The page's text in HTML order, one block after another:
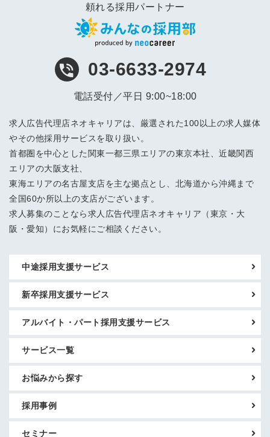
頼れる採用パートナー
03-6633-2974
電話受付／平日 9:00~18:00
求人広告代理店ネオキャリアは、厳選された100以上の求人媒体
やその他採用サービスを取り扱い。
首都圏を中心とした関東一都三県エリアの東京本社、近畿関西
エリアの大阪支社、
東海エリアの名古屋支店を主な拠点とし、北海道から沖縄まで
全国60か所以上の支店がございます。
求人募集のことなら求人広告代理店ネオキャリア（東京・大
阪・愛知）にお気軽にご相談ください。
中途採用支援サービス
新卒採用支援サービス
アルバイト・パート採用支援サービス
サービス一覧
お悩みから探す
採用事例
セミナー